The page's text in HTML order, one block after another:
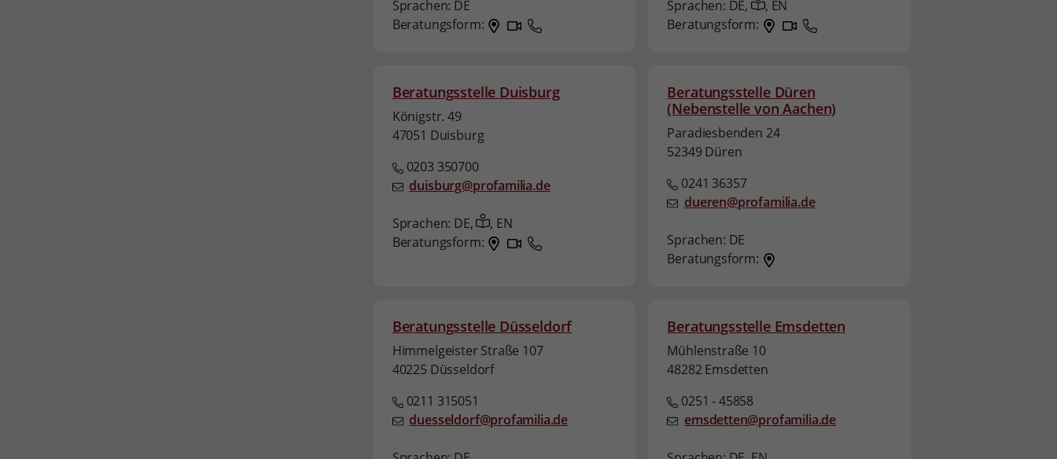
Sprachen: DE
Beratungsform:
Sprachen: DE, , EN
Beratungsform:
Beratungsstelle Duisburg
Königstr. 49
47051 Duisburg
0203 350700
duisburg@profamilia.de
Sprachen: DE, , EN
Beratungsform:
Beratungsstelle Düren
(Nebenstelle von Aachen)
Paradiesbenden 24
52349 Düren
0241 36357
dueren@profamilia.de
Sprachen: DE
Beratungsform:
Beratungsstelle Düsseldorf
Himmelgeister Straße 107
40225 Düsseldorf
0211 315051
duesseldorf@profamilia.de
Beratungsstelle Emsdetten
Mühlenstraße 10
48282 Emsdetten
0251 - 45858
emsdetten@profamilia.de